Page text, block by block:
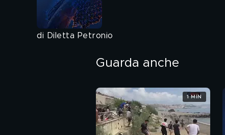
di Diletta Petronio
Guarda anche
1 MIN